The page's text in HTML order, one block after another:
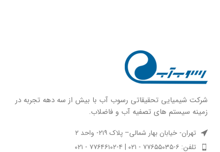
شركت شيميايى تحقیقاتی رسوب آب با بيش از سه دهه تجربه در
زمينه سيستم هاى تصفيه آب و فاضلاب.
تهران- خیابان بهار شمالی– پلاک ۲۱۹- واحد ۲
تلفن: ۶-۷۷۶۵۵۰۳۵ - ۰۲۱ | ۴-۷۷۶۴۶۱۰۲ - ۰۲۱